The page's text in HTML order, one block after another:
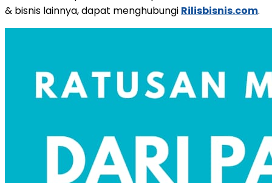
& bisnis lainnya, dapat menghubungi Rilisbisnis.com.